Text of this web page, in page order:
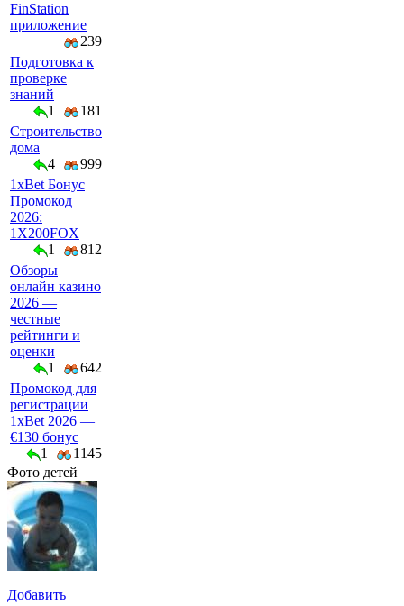
FinStation
приложение
239
Подготовка к
проверке
знаний
1
181
Строительство
дома
4
999
1xBet Бонус
Промокод
2026:
1X200FOX
1
812
Обзоры
онлайн казино
2026 —
честные
рейтинги и
оценки
1
642
Промокод для
регистрации
1xBet 2026 —
€130 бонус
1
1145
Фото детей
Добавить